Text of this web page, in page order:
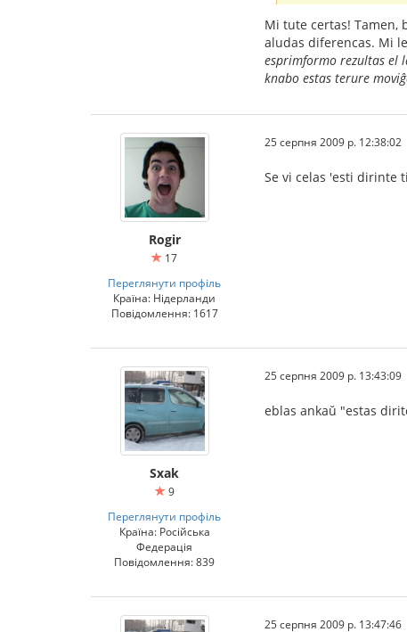
Mi tute certas! Tamen,
aludas diferencas. Mi
esprimformo rezultas el
knabo estas terure
Rogir
17
Переглянути профіль
Країна: Нідерланди
Повідомлення: 1617
25 серпня 2009 р. 12:38:02
Se vi celas 'esti dirinte
Sxak
9
Переглянути профіль
Країна: Російська
Федерація
Повідомлення: 839
25 серпня 2009 р. 13:43:09
eblas ankaŭ "estas
25 серпня 2009 р. 13:47:46